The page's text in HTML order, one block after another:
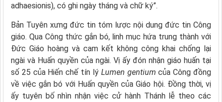
adhaesionis), có ghi ngày tháng và chữ ký”.
Bản Tuyên xưng đức tin tóm lược nội dung đức tin Công
giáo. Qua Công thức gắn bó, linh mục hứa trung thành với
Đức Giáo hoàng và cam kết không công khai chống lại
ngài và Huấn quyền của ngài. Vị ấy đón nhận giáo huấn tại
số 25 của Hiến chế tín lý Lumen gentium của Công đồng
về việc gắn bó với Huấn quyền của Giáo hội. Đồng thời, vị
ấy tuyên bố nhìn nhận việc cử hành Thánh lễ theo các